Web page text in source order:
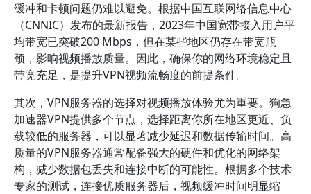
缓冲和卡顿问题仍难以避免。根据中国互联网络信息中心
（CNNIC）发布的最新报告，2023年中国宽带接入用户平
均带宽已突破200 Mbps，但在某些地区仍存在带宽瓶
颈，影响视频播放质量。因此，确保你的网络环境稳定且
带宽充足，是提升VPN视频流畅度的前提条件。
其次，VPN服务器的选择对视频播放体验尤为重要。狗急
加速器VPN提供多个节点，选择距离你所在地区更近、负
载较低的服务器，可以显著减少延迟和数据传输时间。高
质量的VPN服务器通常配备强大的硬件和优化的网络架
构，减少数据包丢失和连接中断的可能性。根据多个技术
专家的测试，连接优质服务器后，视频缓冲时间明显缩